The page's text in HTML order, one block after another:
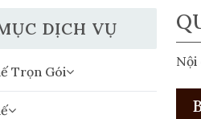
Nội
DỊCH VỤ
Trọn Gói